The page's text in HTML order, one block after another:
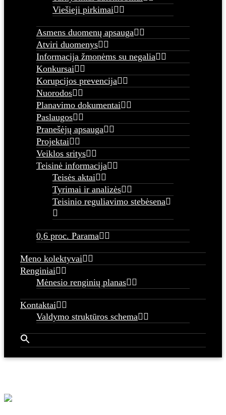
Viešieji pirkimai
Asmens duomenų apsauga
Atviri duomenys
Informacija žmonėms su negalia
Konkursai
Korupcijos prevencija
Nuorodos
Planavimo dokumentai
Paslaugos
Pranešėjų apsauga
Projektai
Veiklos sritys
Teisinė informacija
Teisės aktai
Tyrimai ir analizės
Teisinio reguliavimo stebėsena
0,6 proc. Parama
Meno kolektyvai
Renginiai
Mėnesio renginių planas
Kontaktai
Valdymo struktūros schema